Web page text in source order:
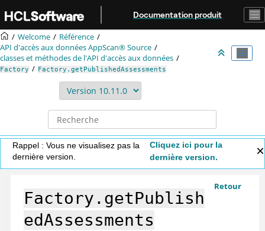
Aller au contenu principal
Documentation produit
Welcome
Référence
API d'accès aux donnéesAppScan® Source
classes et méthodes de l'API d'accès aux données
Factory Factory.getPublishedAssessments
Rappel : Vous ne visualisez pas la
dernière version.
Cliquez ici pour la
dernière version.
Retour
Factory.getPublish
edAssessments